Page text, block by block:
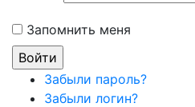
Запомнить меня
Забыли пароль?
Забыли логин?